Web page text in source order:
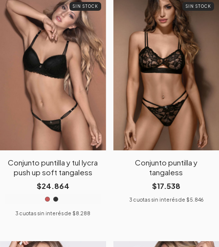
SIN STOCK
Conjunto puntilla y tul lycra
push up soft tangaless
$24.864
3 cuotas sin interés de $8.288
SIN STOCK
Conjunto puntilla y
tangaless
$17.538
3 cuotas sin interés de $5.846